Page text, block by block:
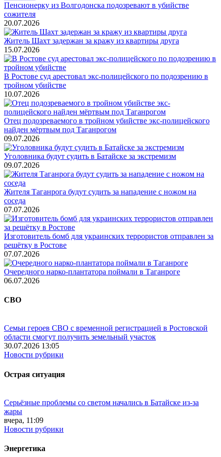
Пенсионерку из Волгодонска подозревают в убийстве
сожителя
20.07.2026
Житель Шахт задержан за кражу из квартиры друга
15.07.2026
В Ростове суд арестовал экс-полицейского по подозрению в
тройном убийстве
10.07.2026
Отец подозреваемого в тройном убийстве экс-полицейского
найден мёртвым под Таганрогом
09.07.2026
Уголовника будут судить в Батайске за экстремизм
09.07.2026
Жителя Таганрога будут судить за нападение с ножом на
соседа
07.07.2026
Изготовитель бомб для украинских террористов отправлен за
решётку в Ростове
07.07.2026
Очередного нарко-плантатора поймали в Таганроге
06.07.2026
СВО
Семьи героев СВО с временной регистрацией в Ростовской
области смогут получить земельный участок
30.07.2026 13:05
Новости рубрики
Острая ситуация
Серьёзные проблемы со светом начались в Батайске из-за
жары
вчера, 11:09
Новости рубрики
Энергетика